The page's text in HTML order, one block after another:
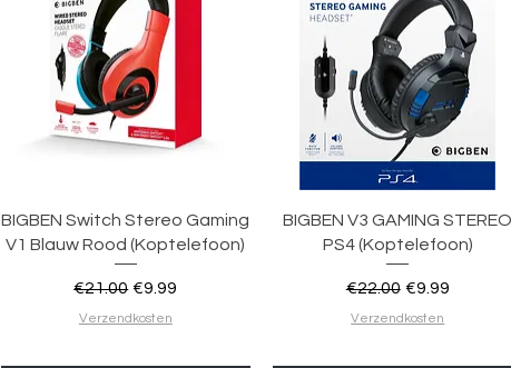
Quick View
BIGBEN Switch Stereo Gaming
V1 Blauw Rood (Koptelefoon)
Regular Price
€21.00 Sale Price
€9.99
Verzendkosten
Quick View
BIGBEN V3 GAMING
PS4 (Koptelefoon)
Regular Price
€22.00 Sale Price
€9.99
Verzendkosten